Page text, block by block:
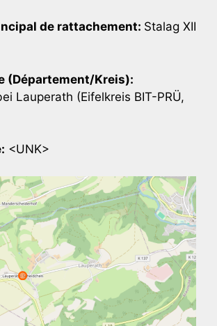
de rattachement: Stalag XII
(Département/Kreis):
Lauperath (Eifelkreis BIT-PRÜ,
<UNK>